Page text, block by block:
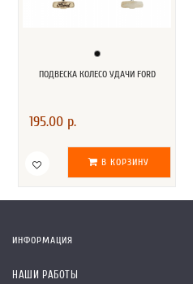
ПОДВЕСКА КОЛЕСО УДАЧИ FORD
195.00 р.
В КОРЗИНУ
ИНФОРМАЦИЯ
НАШИ РАБОТЫ